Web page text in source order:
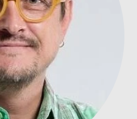
rozhovor
peníze ekonomika